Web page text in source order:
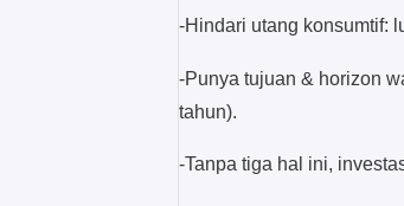
-Hindari utang konsumtif:
-Punya tujuan & horizon
tahun).
-Tanpa tiga hal ini,